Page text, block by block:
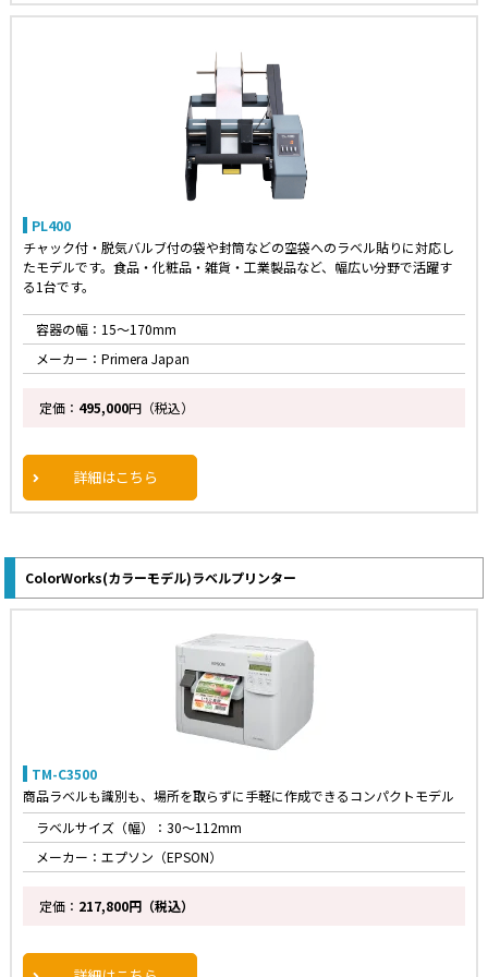
PL400
チャック付・脱気バルブ付の袋や封筒などの空袋へのラベル貼りに対応し
たモデルです。食品・化粧品・雑貨・工業製品など、幅広い分野で活躍す
る1台です。
容器の幅：15～170mm
メーカー：Primera Japan
定価： 495,000円（税込）
詳細はこちら
ColorWorks(カラーモデル)ラベルプリンター
TM-C3500
商品ラベルも識別も、場所を取らずに手軽に作成できるコンパクトモデル
ラベルサイズ（幅）：30～112mm
メーカー：エプソン（EPSON）
定価： 217,800円（税込）